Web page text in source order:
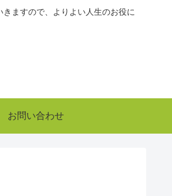
ますので、よりよい人生のお役に
お問い合わせ